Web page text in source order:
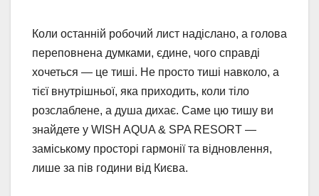
Коли останній робочий лист надіслано, а голова
переповнена думками, єдине, чого справді
хочеться — це тиші. Не просто тиші навколо, а
тієї внутрішньої, яка приходить, коли тіло
розслаблене, а душа дихає. Саме цю тишу ви
знайдете у WISH AQUA & SPA RESORT —
заміському просторі гармонії та відновлення,
лише за пів години від Києва.